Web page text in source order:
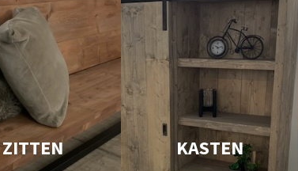
ZITTEN KASTEN